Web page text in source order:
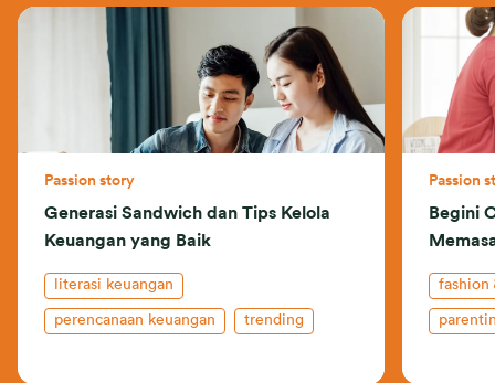
Passion story
Generasi Sandwich dan Tips Kelola
Keuangan yang Baik
literasi keuangan
perencanaan keuangan trending
Passion
Begini
fashion